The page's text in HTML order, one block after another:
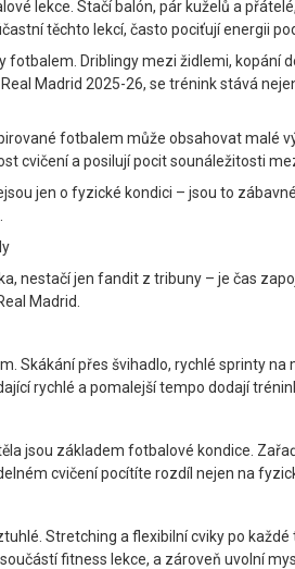
lekce. Stačí balón, pár kuželů a
těchto lekcí, často pociťují energii
fotbalem. Driblingy mezi židlemi,
Madrid 2025-26, se trénink stává
fotbalem může obsahovat malé
cvičení a posilují pocit sounáležitosti
jen o fyzické kondici – jsou to
nestačí jen fandit z tribuny – je čas
Madrid.
Skákání přes švihadlo, rychlé sprinty
rychlé a pomalejší tempo dodají
jsou základem fotbalové kondice.
cvičení pocítíte rozdíl nejen na
Stretching a flexibilní cviky po
fitness lekce, a zároveň uvolní